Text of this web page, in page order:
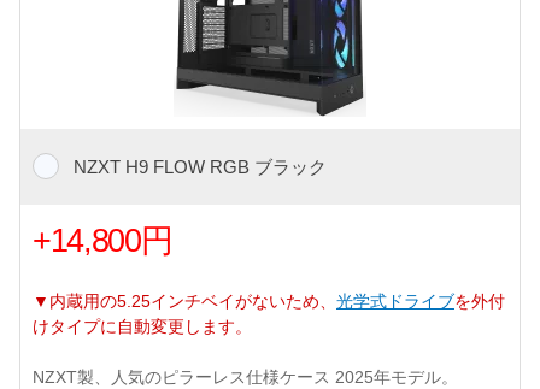
NZXT H9 FLOW RGB ブラック
+14,800円
▼内蔵用の5.25インチベイがないため、 光学式ドライブを外付
けタイプに自動変更します。
NZXT製、人気のピラーレス仕様ケース 2025年モデル。